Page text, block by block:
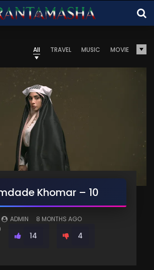
All TRAVEL MUSIC MOVIE
Khomar – 10
ADMIN
8 MONTHS AGO
14 4